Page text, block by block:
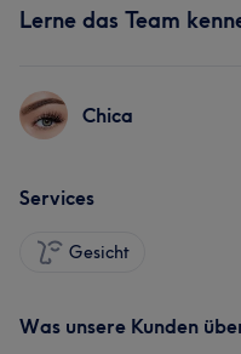
Lerne das Team
Chica
Services
Gesicht
Was unsere Kunden